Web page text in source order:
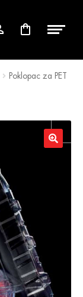
Poklopac za PET